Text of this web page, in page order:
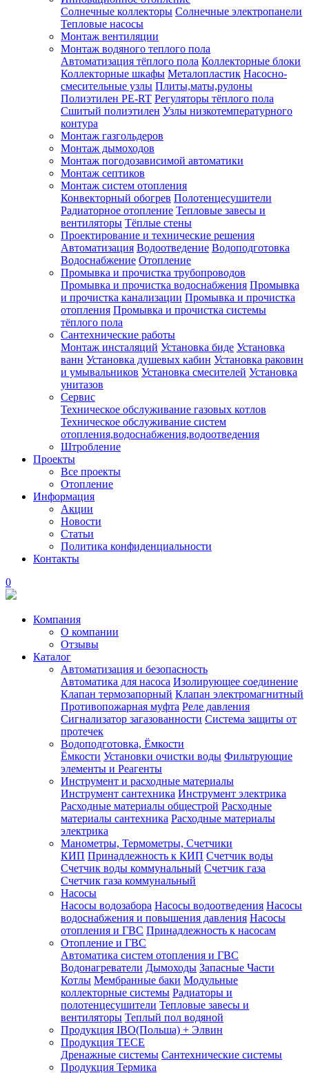
Солнечные коллекторы Солнечные электропанели
Тепловые насосы
Монтаж вентиляции
Монтаж водяного теплого пола
Автоматизация тёплого пола Коллекторные блоки
Коллекторные шкафы Металопластик Насосно-
смесительные узлы Плиты,маты,рулоны
Полиэтилен PE-RT Регуляторы тёплого пола
Сшитый полиэтилен Узлы низкотемпературного
контура
Монтаж газгольдеров
Монтаж дымоходов
Монтаж погодозависимой автоматики
Монтаж септиков
Монтаж систем отопления
Конвекторный обогрев Полотенцесушители
Радиаторное отопление Тепловые завесы и
вентиляторы Тёплые стены
Проектирование и технические решения
Автоматизация Водоотведение Водоподготовка
Водоснабжение Отопление
Промывка и прочистка трубопроводов
Промывка и прочистка водоснабжения Промывка
и прочистка канализации Промывка и прочистка
отопления Промывка и прочистка системы
тёплого пола
Сантехнические работы
Монтаж инсталяций Установка биде Установка
ванн Установка душевых кабин Установка раковин
и умывальников Установка смесителей Установка
унитазов
Сервис
Техническое обслуживание газовых котлов
Техническое обслуживание систем
отопления,водоснабжения,водоотведения
Штробление
Проекты
Все проекты
Отопление
Информация
Акции
Новости
Статьи
Политика конфиденциальности
Контакты
0
Компания
О компании
Отзывы
Каталог
Автоматизация и безопасность
Автоматика для насоса Изолирующее соединение
Клапан термозапорный Клапан электромагнитный
Противопожарная муфта Реле давления
Сигнализатор загазованности Система защиты от
протечек
Водоподготовка, Ёмкости
Ёмкости Установки очистки воды Фильтрующие
элементы и Реагенты
Инструмент и расходные материалы
Инструмент сантехника Инструмент электрика
Расходные материалы общестрой Расходные
материалы сантехника Расходные материалы
электрика
Манометры, Термометры, Счетчики
КИП Принадлежность к КИП Счетчик воды
Счетчик воды коммунальный Счетчик газа
Счетчик газа коммунальный
Насосы
Насосы водозабора Насосы водоотведения Насосы
водоснабжения и повышения давления Насосы
отопления и ГВС Принадлежность к насосам
Отопление и ГВС
Автоматика систем отопления и ГВС
Водонагреватели Дымоходы Запасные Части
Котлы Мембранные баки Модульные
коллекторные системы Радиаторы и
полотенцесушители Тепловые завесы и
вентиляторы Теплый пол водяной
Продукция IBO(Польша) + Элвин
Продукция TECE
Дренажные системы Сантехнические системы
Продукция Термика